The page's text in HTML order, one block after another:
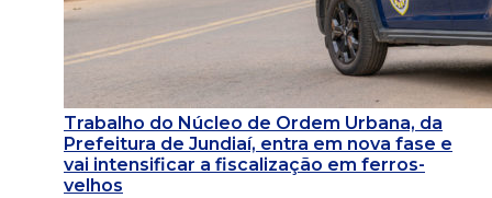
Trabalho do Núcleo de Ordem Urbana, da
Prefeitura de Jundiaí, entra em nova fase e
vai intensificar a fiscalização em ferros-
velhos